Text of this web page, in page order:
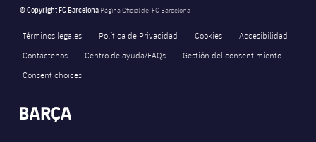
© Copyright FC Barcelona Página Oficial del FC Barcelona
Términos legales Política de Privacidad Cookies
Accesibilidad
Contáctenos
Centro de ayuda/FAQs
Gestión del consentimiento
Consent choices